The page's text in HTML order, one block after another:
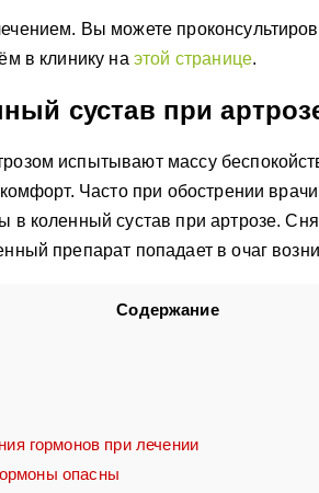
Вы можете
в клинику на этой странице.
сустав при
испытывают массу
Часто при обострении
в коленный сустав при артрозе.
препарат попадает в очаг
Содержание
гормонов при лечении
опасны